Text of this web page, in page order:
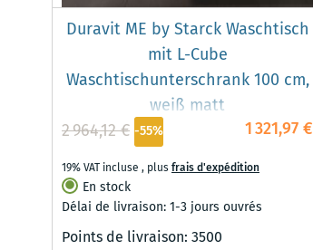
Duravit ME by Starck Waschtisch
mit L-Cube
Waschtischunterschrank 100 cm,
weiß matt
1 321,97 €
2 964,12 € -55%
19% VAT incluse , plusfrais d'expédition
En stock
Délai de livraison: 1-3 jours ouvrés
Points de livraison: 3500